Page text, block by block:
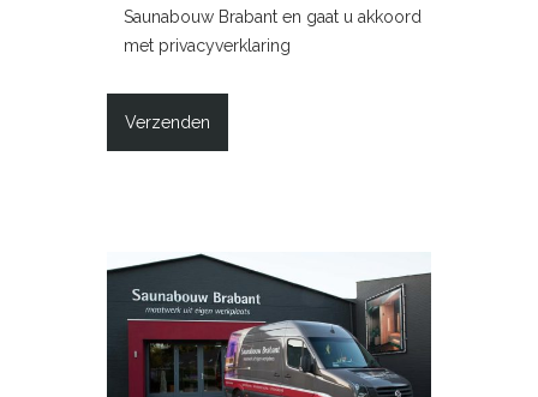
Saunabouw Brabant en gaat u akkoord
met privacyverklaring